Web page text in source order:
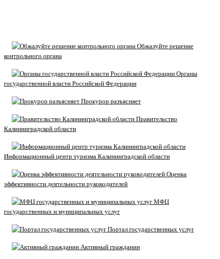
Обжалуйте решение
контрольного органа
Органы
государственной власти Российской Федерации
Прокурор разъясняет
Правительство
Калининградской области
Информационный центр туризма Калининградской области
Оценка
эффективности деятельности руководителей
МФЦ
государственных и муниципальных услуг
Портал государственных услуг
Активный гражданин